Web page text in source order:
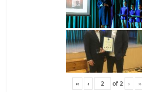
« ‹ of2 › »